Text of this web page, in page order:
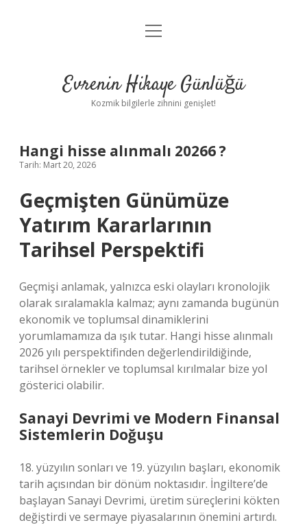
Anasayfa
Yasal Uyarı
menüyü
Evrenin Hikaye Günlüğü
Kozmik bilgilerle zihnini genişlet!
Hangi hisse alınmalı 20266 ?
Tarih: Mart 20, 2026
Geçmişten Günümüze
Yatırım Kararlarının
Tarihsel Perspektifi
Geçmişi anlamak, yalnızca eski olayları kronolojik
olarak sıralamakla kalmaz; aynı zamanda bugünün
ekonomik ve toplumsal dinamiklerini
yorumlamamıza da ışık tutar. Hangi hisse alınmalı
2026 yılı perspektifinden değerlendirildiğinde,
tarihsel örnekler ve toplumsal kırılmalar bize yol
gösterici olabilir.
Sanayi Devrimi ve Modern Finansal
Sistemlerin Doğuşu
18. yüzyılın sonları ve 19. yüzyılın başları, ekonomik
tarih açısından bir dönüm noktasıdır. İngiltere’de
başlayan Sanayi Devrimi, üretim süreçlerini kökten
değiştirdi ve sermaye piyasalarının önemini artırdı.